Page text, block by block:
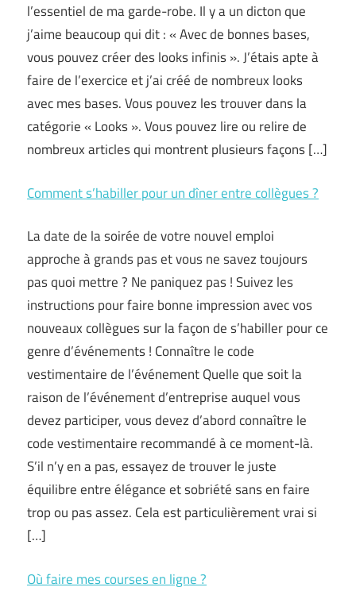
l’essentiel de ma garde-robe. Il y a un dicton que
j’aime beaucoup qui dit : « Avec de bonnes bases,
vous pouvez créer des looks infinis ». J’étais apte à
faire de l’exercice et j’ai créé de nombreux looks
avec mes bases. Vous pouvez les trouver dans la
catégorie « Looks ». Vous pouvez lire ou relire de
nombreux articles qui montrent plusieurs façons […]
Comment s’habiller pour un dîner entre collègues ?
La date de la soirée de votre nouvel emploi
approche à grands pas et vous ne savez toujours
pas quoi mettre ? Ne paniquez pas ! Suivez les
instructions pour faire bonne impression avec vos
nouveaux collègues sur la façon de s’habiller pour ce
genre d’événements ! Connaître le code
vestimentaire de l’événement Quelle que soit la
raison de l’événement d’entreprise auquel vous
devez participer, vous devez d’abord connaître le
code vestimentaire recommandé à ce moment-là.
S’il n’y en a pas, essayez de trouver le juste
équilibre entre élégance et sobriété sans en faire
trop ou pas assez. Cela est particulièrement vrai si
[…]
Où faire mes courses en ligne ?